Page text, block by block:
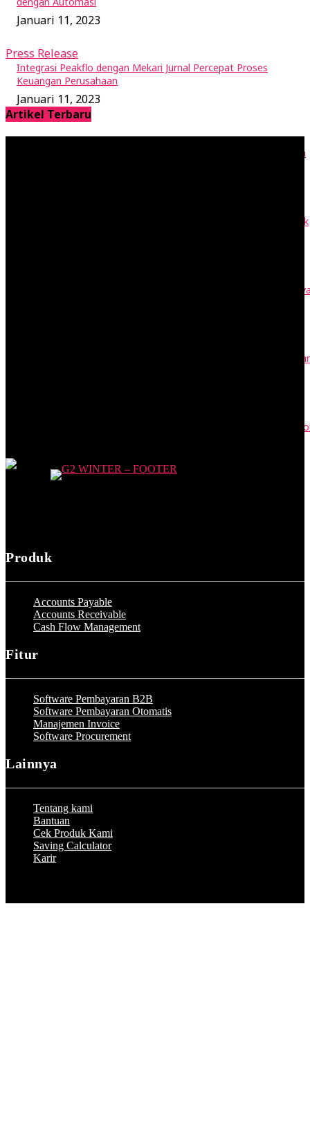
Januari 11, 2023
Press Release
Integrasi Peakflo dengan Mekari Jurnal Percepat Proses
Keuangan Perusahaan
Januari 11, 2023
Artikel Terbaru
RAB adalah Rencana Anggaran Biaya: Cara Buat dan Contohnya
Vendor adalah Penyedia Barang Jasa: Contohnya di Rantai Pasok
Buku Kas adalah Catatan Transaksi Tunai Akuntansi, Cek
Contoh Surat Resmi: Permohonan, Kuasa, Edaran, SK, dan
PKWT adalah Perjanjian Kerja Waktu Tertentu: Syarat dan
Produk
Accounts Payable
Accounts Receivable
Cash Flow Management
Fitur
Software Pembayaran B2B
Software Pembayaran Otomatis
Manajemen Invoice
Software Procurement
Lainnya
Tentang kami
Bantuan
Cek Produk Kami
Saving Calculator
Karir